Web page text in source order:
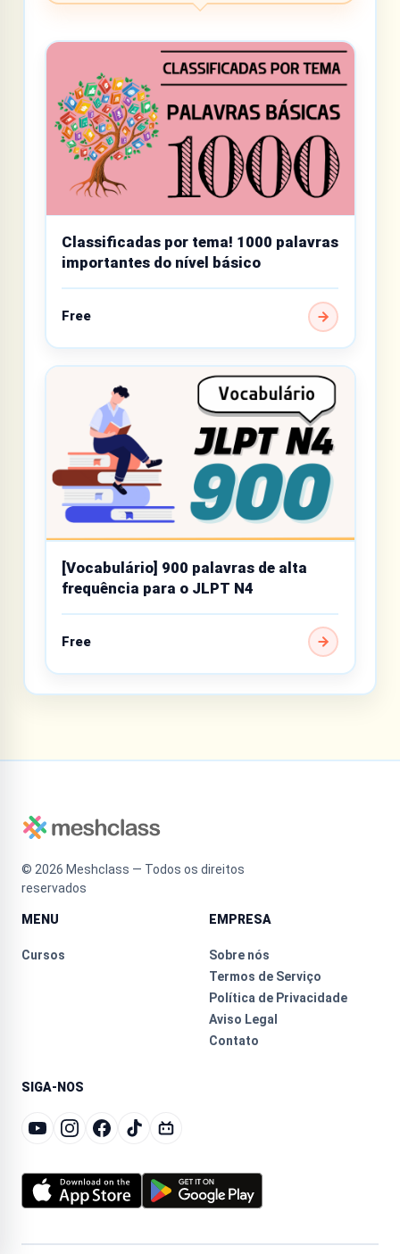
Classificadas por tema! 1000 palavras
importantes do nível básico
Free
[Vocabulário] 900 palavras de alta
frequência para o JLPT N4
Free
© 2026 Meshclass — Todos os direitos
reservados
MENU
Cursos
EMPRESA
Sobre nós
Termos de Serviço
Política de Privacidade
Aviso Legal
Contato
SIGA-NOS